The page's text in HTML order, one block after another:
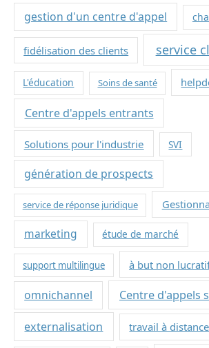
gestion d'un centre d'appel
fidélisation des clients service
L'éducation Soins de santé
Centre d'appels entrants
Solutions pour l'industrie SVI
génération de prospects
service de réponse juridique
marketing étude de marché
support multilingue à but non
omnichannel Centre d'appels
externalisation travail à distance